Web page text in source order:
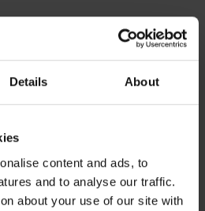
Details About
content and ads, to
and to analyse our traffic.
about your use of our site with
Výmena a vrátenie
zadarmo